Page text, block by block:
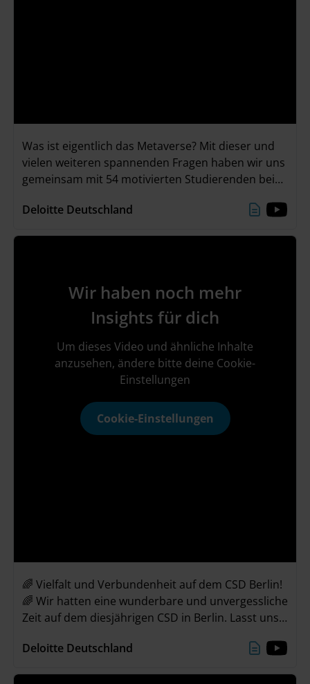
Was ist eigentlich das Metaverse? Mit dieser und
vielen weiteren spannenden Fragen haben wir uns
gemeinsam mit 54 motivierten Studierenden bei
Event mit Zukunftsperspektive“ am 22./23. Juni
unvergessliche Abendevent!
Deloitte Deutschland
Wir haben noch mehr
Insights für dich
Um dieses Video und ähnliche Inhalte
anzusehen, ändere bitte deine Cookie-
Einstellungen
Cookie-Einstellungen
🌈 Vielfalt und Verbundenheit auf dem CSD Berlin!
🌈 Wir hatten eine wunderbare und unvergessliche
Zeit auf dem diesjährigen CSD in Berlin. Lasst uns
unseren Alltag nehmen und weiterhin Vielfalt &
Deloitte Deutschland